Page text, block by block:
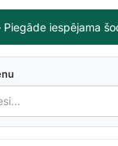
iespējama